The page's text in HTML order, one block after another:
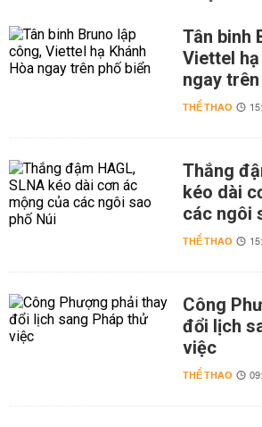
Tân binh
Viettel hạ
ngay
THỂ THAO
Thắng
kéo dài
các ngôi
THỂ THAO
Công
đổi lịch
việc
THỂ THAO